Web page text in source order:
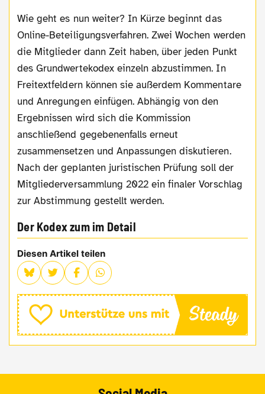
Wie geht es nun weiter? In Kürze beginnt das
Online-Beteiligungsverfahren. Zwei Wochen werden
die Mitglieder dann Zeit haben, über jeden Punkt
des Grundwertekodex einzeln abzustimmen. In
Freitextfeldern können sie außerdem Kommentare
und Anregungen einfügen. Abhängig von den
Ergebnissen wird sich die Kommission
anschließend gegebenenfalls erneut
zusammensetzen und Anpassungen diskutieren.
Nach der geplanten juristischen Prüfung soll der
Mitgliederversammlung 2022 ein finaler Vorschlag
zur Abstimmung gestellt werden.
Der Kodex zum im Detail
Diesen Artikel teilen